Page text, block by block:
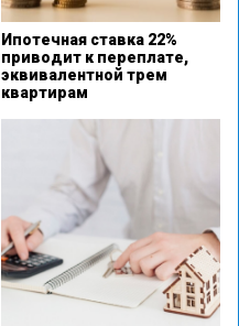
Ипотечная ставка 22%
приводит к переплате,
эквивалентной трем
квартирам